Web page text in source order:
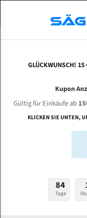
DAISS +
ABOUTS
ENGLISH
Bi-Metall Meterware
Fleischerei Bandsägeblätter
Bandmesser Glatt Meterware
Konvex Meterware
GLÜCKWUNSCH!
Kupon
Gültig für Einkäufe ab
KLICKEN SIE UNTEN,
84
Tage